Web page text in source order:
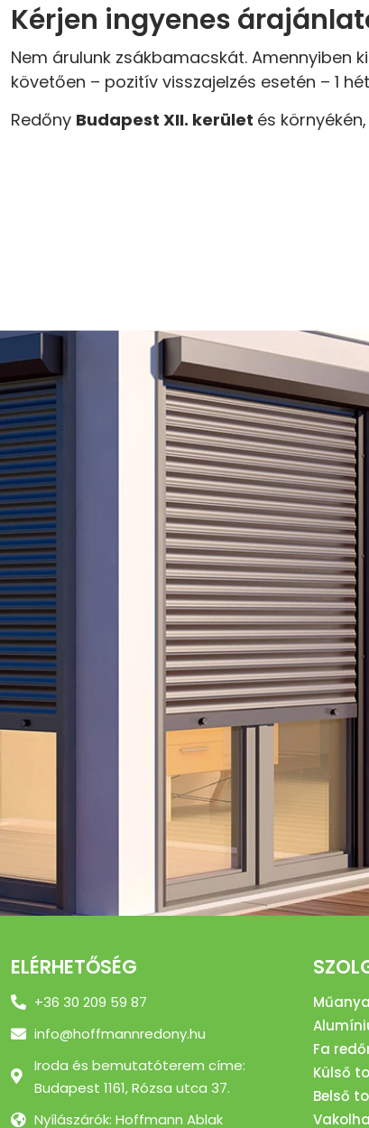
Kérjen ingyenes
Nem árulunk zsákbamacskát. Amennyiben
követően – pozitív visszajelzés esetén – 1
Redőny Budapest XII. kerület és
ELÉRHETŐSÉG
+36 30 209 59 87
info@hoffmannredony.hu
Iroda és bemutatóterem címe:
Budapest 1161, Rózsa utca 37.
Nyílászárók: Hoffmann Ablak
Fa
Külső
Belső